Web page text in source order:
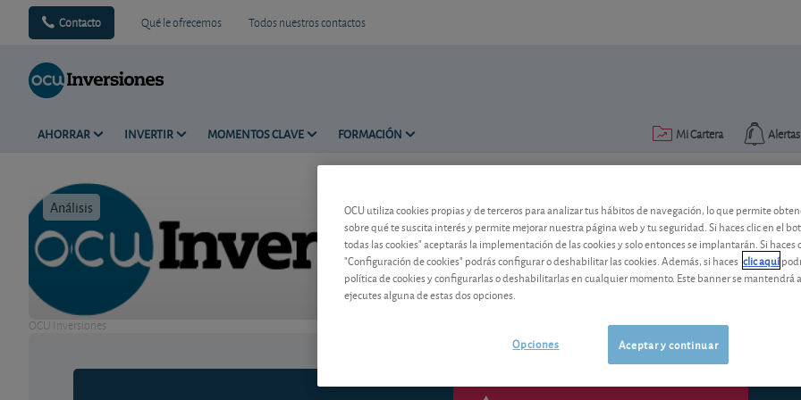
Contacto Qué le ofrecemos Todos nuestros contactos
AHORRAR INVERTIR MOMENTOS CLAVE FORMACIÓN Alertas
Mi Cartera
Análisis Tiempo de lectura: 3 min.
OCU Inversiones
D15 Máximo Riesgo: últimas
Últimas noticias de las empresas de
OCU utiliza cookies propias y de terceros para analizar tus hábitos de navegación, lo que permite
sobre qué te suscita interés y permite mejorar nuestra página web y tu seguridad. Si haces clic en el
todas las cookies" aceptarás la implementación de las cookies y solo entonces se implantarán. Si haces
"Configuración de cookies" podrás configurar o deshabilitar las cookies. Además, si haces clic aquí
política de cookies y configurarlas o deshabilitarlas en cualquier momento. Este banner se mantendrá
ejecutes alguna de estas dos opciones.
Aceptar y continuar
Opciones